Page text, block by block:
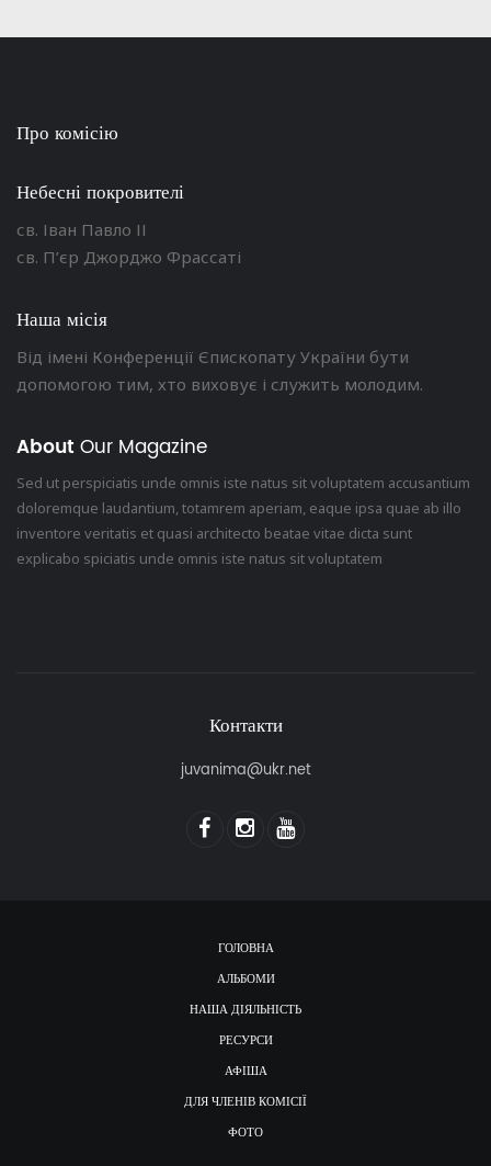
Про комісію
Небесні покровителі
св. Іван Павло ІІ
св. П’єр Джорджо Фрассаті
Наша місія
Від імені Конференції Єпископату України бути
допомогою тим, хто виховує і служить молодим.
About Our Magazine
Sed ut perspiciatis unde omnis iste natus sit voluptatem accusantium
doloremque laudantium, totamrem aperiam, eaque ipsa quae ab illo
inventore veritatis et quasi architecto beatae vitae dicta sunt
explicabo spiciatis unde omnis iste natus sit voluptatem
Контакти
juvanima@ukr.net
ГОЛОВНА
АЛЬБОМИ
НАША ДІЯЛЬНІСТЬ
РЕСУРСИ
АФІША
ДЛЯ ЧЛЕНІВ КОМІСІЇ
ФОТО